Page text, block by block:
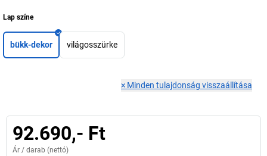
Lap színe
bükk-dekor világosszürke
× Minden tulajdonság visszaállítása
92.690,- Ft
Ár / darab (nettó)